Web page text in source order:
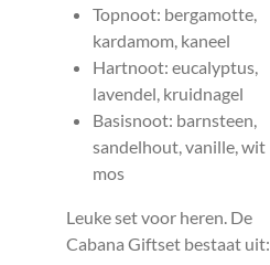
Topnoot: bergamotte,
kardamom, kaneel
Hartnoot: eucalyptus,
lavendel, kruidnagel
Basisnoot: barnsteen,
sandelhout, vanille, wit
mos
Leuke set voor heren. De
Cabana Giftset bestaat uit: